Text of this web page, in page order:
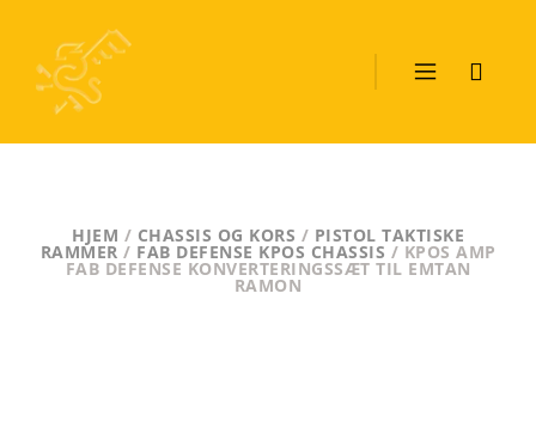
HJEM / CHASSIS OG KORS / PISTOL TAKTISKE
RAMMER / FAB DEFENSE KPOS CHASSIS / KPOS AMP
FAB DEFENSE KONVERTERINGSSÆT TIL EMTAN
RAMON